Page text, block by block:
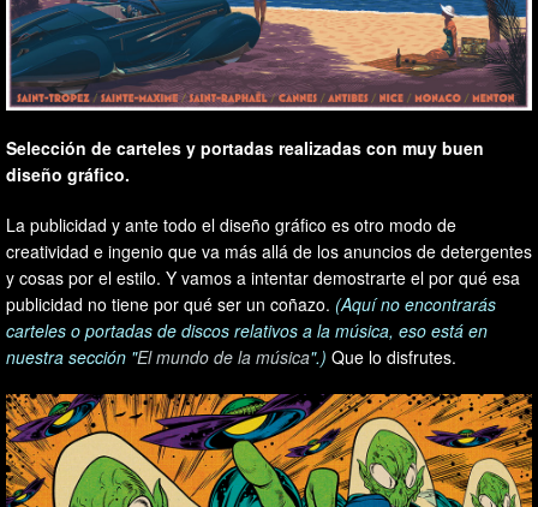
Selección de carteles y portadas realizadas con muy buen
diseño gráfico.
La publicidad y ante todo el diseño gráfico es otro modo de
creatividad e ingenio que va más allá de los anuncios de detergentes
y cosas por el estilo. Y vamos a intentar demostrarte el por qué esa
publicidad no tiene por qué ser un coñazo. (Aquí no encontrarás
carteles o portadas de discos relativos a la música, eso está en
nuestra sección "El mundo de la música".) Que lo disfrutes.